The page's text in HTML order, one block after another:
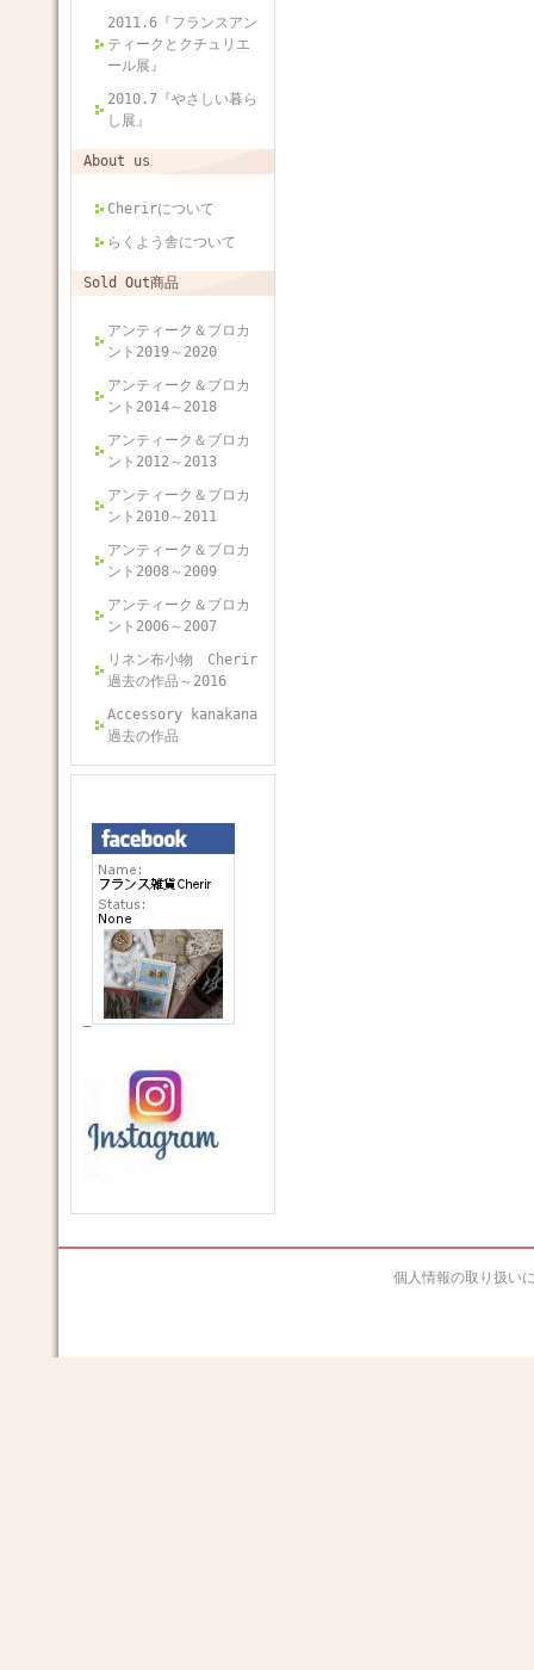
2011.6『フランスアン
ティークとクチュリエ
ール展』
2010.7『やさしい暮ら
し展』
About us
Cherirについて
らくよう舎について
Sold Out商品
アンティーク＆ブロカ
ント2019～2020
アンティーク＆ブロカ
ント2014～2018
アンティーク＆ブロカ
ント2012～2013
アンティーク＆ブロカ
ント2010～2011
アンティーク＆ブロカ
ント2008～2009
アンティーク＆ブロカ
ント2006～2007
リネン布小物 Cherir
過去の作品～2016
Accessory kanakana
過去の作品
個人情報の取り扱い